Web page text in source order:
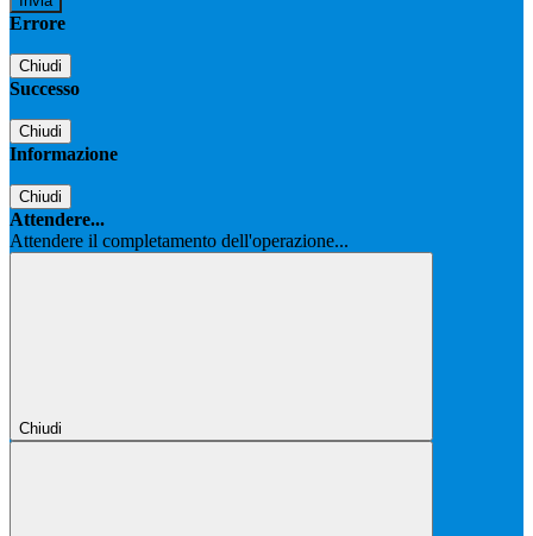
Errore
Chiudi
Successo
Chiudi
Informazione
Chiudi
Attendere...
Attendere il completamento dell'operazione...
Chiudi